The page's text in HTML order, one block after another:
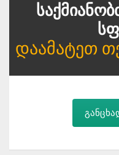
Დაამატეთ